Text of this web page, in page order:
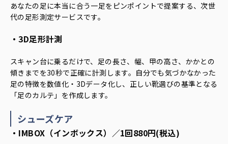
あなたの足に本当に合う一足をピンポイントで提案する、次世
代の足形測定サービスです。
・3D足形計測
スキャン台に乗るだけで、足の長さ、幅、甲の高さ、かかとの
傾きまでを30秒で正確に計測します。自分でも気づかなかった
足の特徴を数値化・3Dデータ化し、正しい靴選びの基準となる
「足のカルテ」を作成します。
シューズケア
・IMBOX（インボックス）／1回880円(税込)